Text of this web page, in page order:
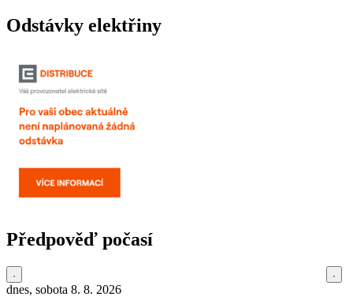
Odstávky elektřiny
Předpověď počasí
dnes, sobota 8. 8. 2026